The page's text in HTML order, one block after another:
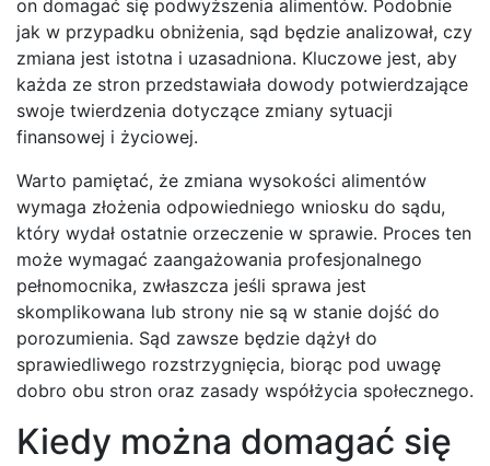
on domagać się podwyższenia alimentów. Podobnie
jak w przypadku obniżenia, sąd będzie analizował, czy
zmiana jest istotna i uzasadniona. Kluczowe jest, aby
każda ze stron przedstawiała dowody potwierdzające
swoje twierdzenia dotyczące zmiany sytuacji
finansowej i życiowej.
Warto pamiętać, że zmiana wysokości alimentów
wymaga złożenia odpowiedniego wniosku do sądu,
który wydał ostatnie orzeczenie w sprawie. Proces ten
może wymagać zaangażowania profesjonalnego
pełnomocnika, zwłaszcza jeśli sprawa jest
skomplikowana lub strony nie są w stanie dojść do
porozumienia. Sąd zawsze będzie dążył do
sprawiedliwego rozstrzygnięcia, biorąc pod uwagę
dobro obu stron oraz zasady współżycia społecznego.
Kiedy można domagać się